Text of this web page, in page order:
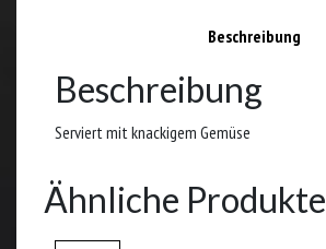
Beschreibung
Beschreibung
Serviert mit knackigem Gemüse
Ähnliche Produkte